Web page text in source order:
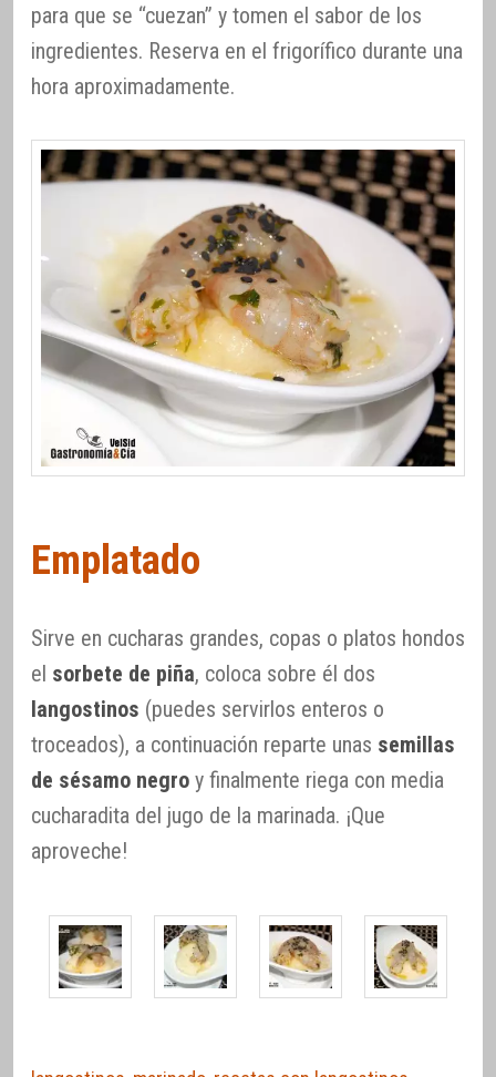
para que se “cuezan” y tomen el sabor de los
ingredientes. Reserva en el frigorífico durante una
hora aproximadamente.
Emplatado
Sirve en cucharas grandes, copas o platos hondos
el sorbete de piña, coloca sobre él dos
langostinos (puedes servirlos enteros o
troceados), a continuación reparte unas semillas
de sésamo negro y finalmente riega con media
cucharadita del jugo de la marinada. ¡Que
aproveche!